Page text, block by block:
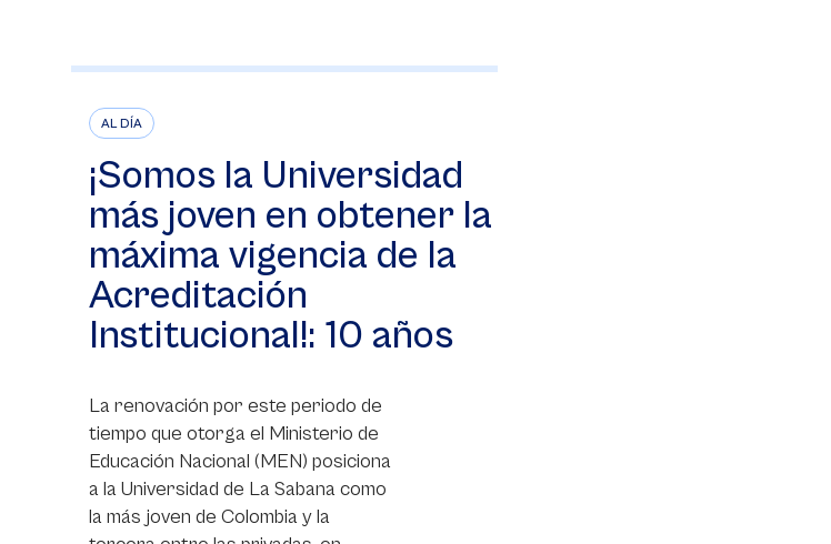
AL DÍA
¡Somos la Universidad
más joven en obtener la
máxima vigencia de la
Acreditación
Institucional!: 10 años
La renovación por este periodo de
tiempo que otorga el Ministerio de
Educación Nacional (MEN) posiciona
a la Universidad de La Sabana como
la más joven de Colombia y la